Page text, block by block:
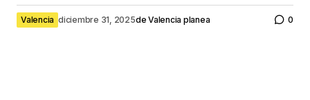
Valencia diciembre 31, 2025de Valencia planea 0